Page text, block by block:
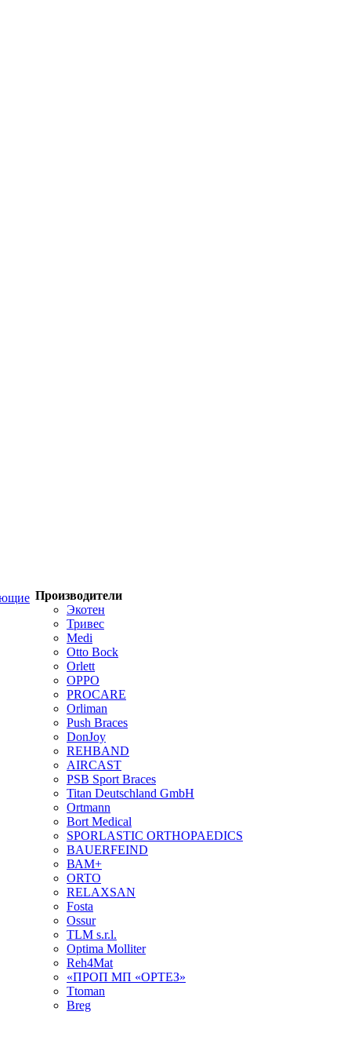
Производители
Экотен
Тривес
Medi
Otto Bock
Orlett
OPPO
PROCARE
Orliman
Push Braces
DonJoy
REHBAND
AIRCAST
PSB Sport Braces
Titan Deutschland GmbH
Ortmann
Bort Medical
SPORLASTIC ORTHOPAEDICS
BAUERFEIND
ВАМ+
ORTO
RELAXSAN
Fosta
Ossur
TLM s.r.l.
Optima Molliter
Reh4Mat
«ПРОП МП «ОРТЕЗ»
Ttoman
Breg